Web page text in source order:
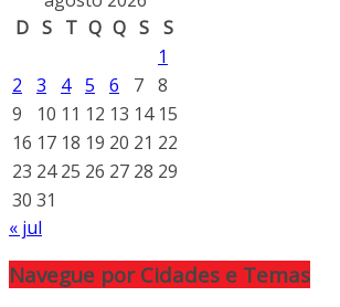
D S T Q Q S
S
1
2
3 4 5 6 7 8
9
10 11 12 13 14 15
16 17 18 19 20 21 22
23 24 25 26 27 28 29
30 31
« jul
Navegue por Cidades e Temas